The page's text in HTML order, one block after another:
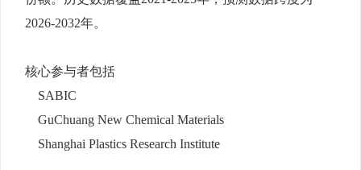
2026-2032年。
核心参与者包括
SABIC
GuChuang New Chemical Materials
Shanghai Plastics Research Institute